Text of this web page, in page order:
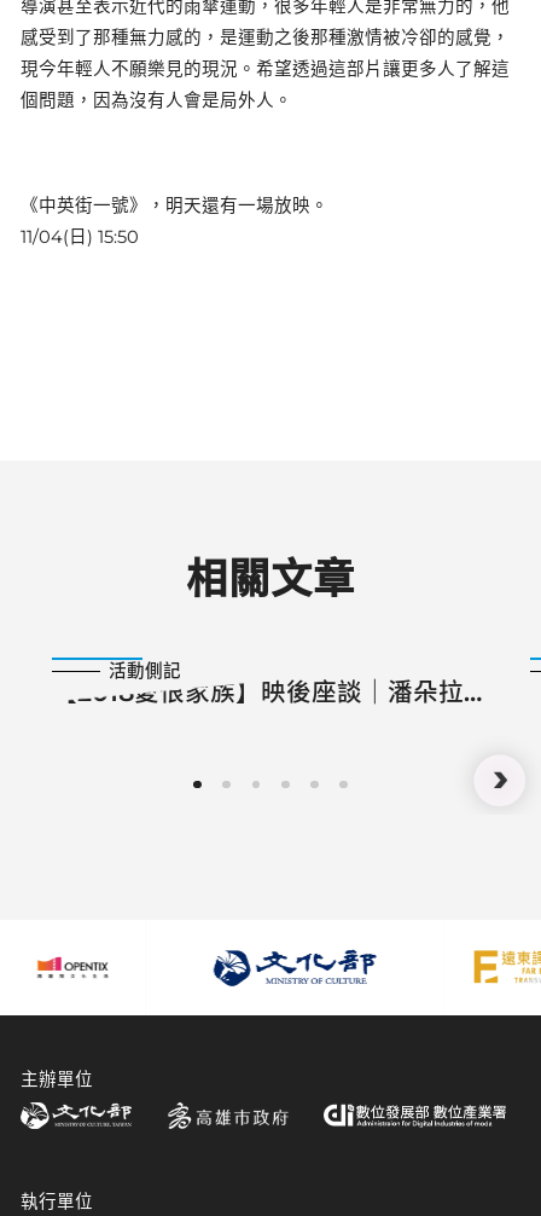
導演甚至表示近代的雨傘運動，很多年輕人是非常無力的，他
感受到了那種無力感的，是運動之後那種激情被冷卻的感覺，
現今年輕人不願樂見的現況。希望透過這部片讓更多人了解這
個問題，因為沒有人會是局外人。
《中英街一號》，明天還有一場放映。
11/04(日) 15:50
相關文章
活動側記
【2018愛恨家族】映後座談｜潘朵拉
主辦單位
執行單位